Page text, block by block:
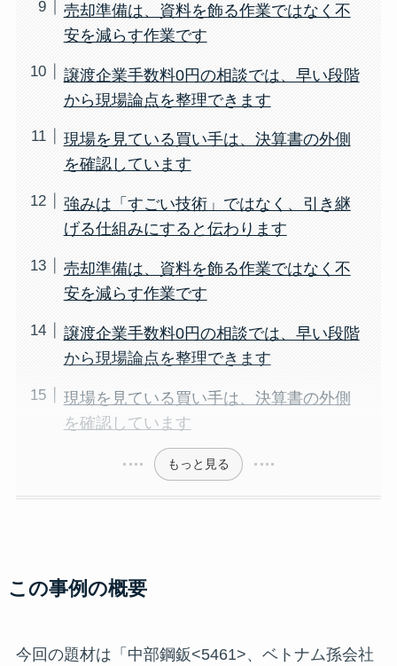
売却準備は、資料を飾る作業ではなく不
安を減らす作業です
譲渡企業手数料0円の相談では、早い段階
から現場論点を整理できます
現場を見ている買い手は、決算書の外側
を確認しています
強みは「すごい技術」ではなく、引き継
げる仕組みにすると伝わります
売却準備は、資料を飾る作業ではなく不
安を減らす作業です
譲渡企業手数料0円の相談では、早い段階
から現場論点を整理できます
現場を見ている買い手は、決算書の外側
を確認しています
もっと見る
この事例の概要
今回の題材は「中部鋼鈑<5461>、ベトナム孫会社